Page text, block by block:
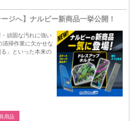
ジへ】ナルビー新商品一挙公開！
頑固な汚れに強い
清掃作業に欠かせな
」といった本来の
用品